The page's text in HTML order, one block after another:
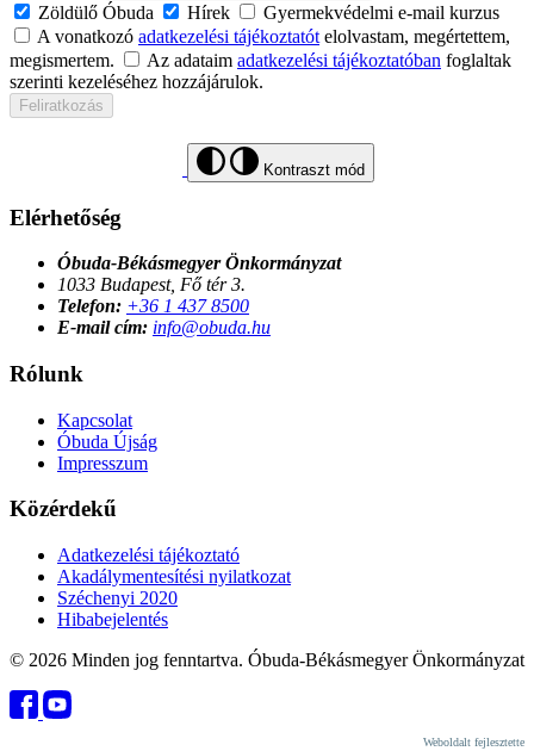
Zöldülő Óbuda Hírek
Gyermekvédelmi e-mail kurzus
A vonatkozó adatkezelési tájékoztatót elolvastam, megértettem,
megismertem.
Az adataim adatkezelési tájékoztatóban foglaltak
szerinti kezeléséhez hozzájárulok.
Feliratkozás
Kontraszt mód
Elérhetőség
Óbuda-Békásmegyer Önkormányzat
1033 Budapest, Fő tér 3.
Telefon: +36 1 437 8500
E-mail cím: info@obuda.hu
Rólunk
Kapcsolat
Óbuda Újság
Impresszum
Közérdekű
Adatkezelési tájékoztató
Akadálymentesítési nyilatkozat
Széchenyi 2020
Hibabejelentés
© 2026 Minden jog fenntartva. Óbuda-Békásmegyer Önkormányzat
Weboldalt fejlesztette